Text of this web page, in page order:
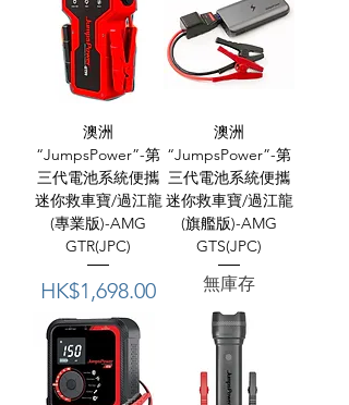
澳洲
“JumpsPower”-第
三代電池系統便攜
迷你救車寶/過江龍
(專業版)-AMG
GTR(JPC)
價格
HK$1,698.00
澳洲
“JumpsPower”-第
三代電池系統便攜
迷你救車寶/過江龍
(旗艦版)-AMG
GTS(JPC)
無庫存